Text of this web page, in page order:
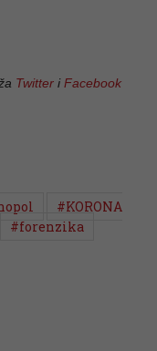
Twitter iFacebook
#KORONA
#forenzika